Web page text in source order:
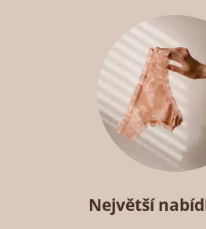
Největší